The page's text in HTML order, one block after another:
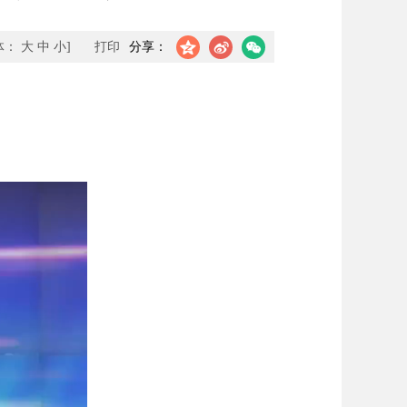
分享：
大 中 小] 打印